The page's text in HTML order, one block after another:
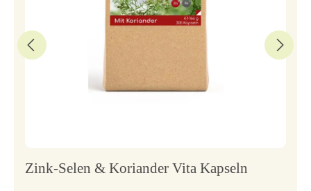
Zink-Selen & Koriander Vita Kapseln